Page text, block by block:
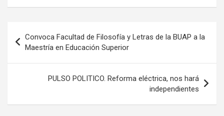
de
entradas
Convoca Facultad de Filosofía y Letras de la BUAP a la
Maestría en Educación Superior
PULSO POLITICO. Reforma eléctrica, nos hará
independientes